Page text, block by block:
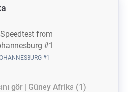
#1
gör | Güney Afrika (1)